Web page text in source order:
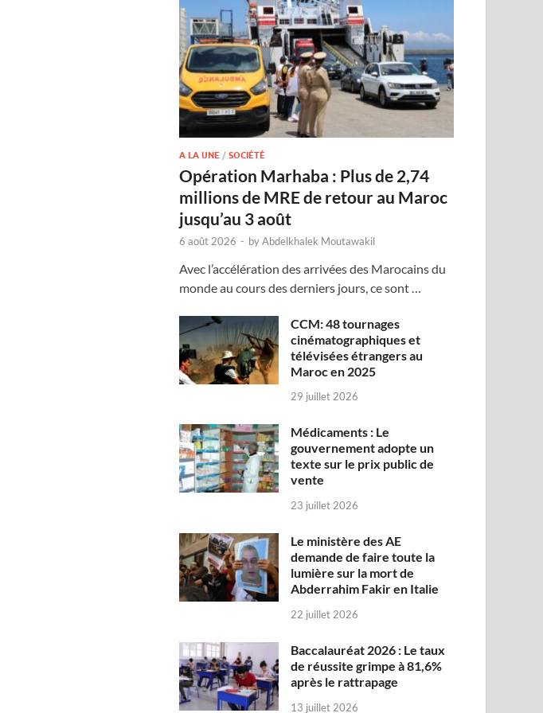
A LA UNE /SOCIÉTÉ
Opération Marhaba : Plus de 2,74
millions de MRE de retour au Maroc
jusqu’au 3 août
6 août 2026 - byAbdelkhalek Moutawakil
Avec l’accélération des arrivées des Marocains du
monde au cours des derniers jours, ce sont …
CCM: 48 tournages
cinématographiques et
télévisées étrangers au
Maroc en 2025
29 juillet 2026
Médicaments : Le
gouvernement adopte un
texte sur le prix public de
vente
23 juillet 2026
Le ministère des AE
demande de faire toute la
lumière sur la mort de
Abderrahim Fakir en Italie
22 juillet 2026
Baccalauréat 2026 : Le taux
de réussite grimpe à 81,6%
après le rattrapage
13 juillet 2026